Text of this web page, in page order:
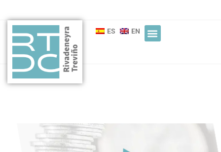
ES EN